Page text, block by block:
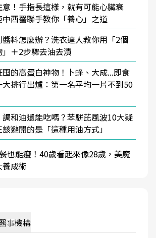
意！手指長這樣，就有可能心臟衰
西醫聯手教你「養心」之道
料怎麼辦？洗衣達人教你用「2個
＋2步驟去油去漬
的高蛋白神物！卜蜂、大成...即食
排行出爐：第一名平均一片不到50
調和油還能吃嗎？苯駢芘風波10大疑
避開的是「這種用油方式」
也能瘦！40歲看起來像28歲，美魔
成術
事機構